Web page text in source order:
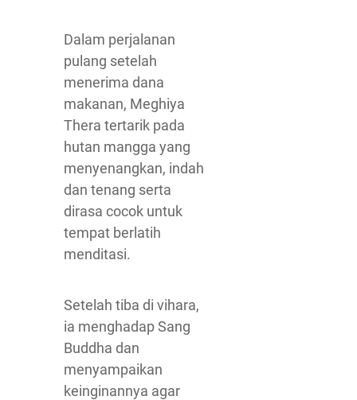
Dalam perjalanan
pulang setelah
menerima dana
makanan, Meghiya
Thera tertarik pada
hutan mangga yang
menyenangkan, indah
dan tenang serta
dirasa cocok untuk
tempat berlatih
menditasi.
Setelah tiba di vihara,
ia menghadap Sang
Buddha dan
menyampaikan
keinginannya agar